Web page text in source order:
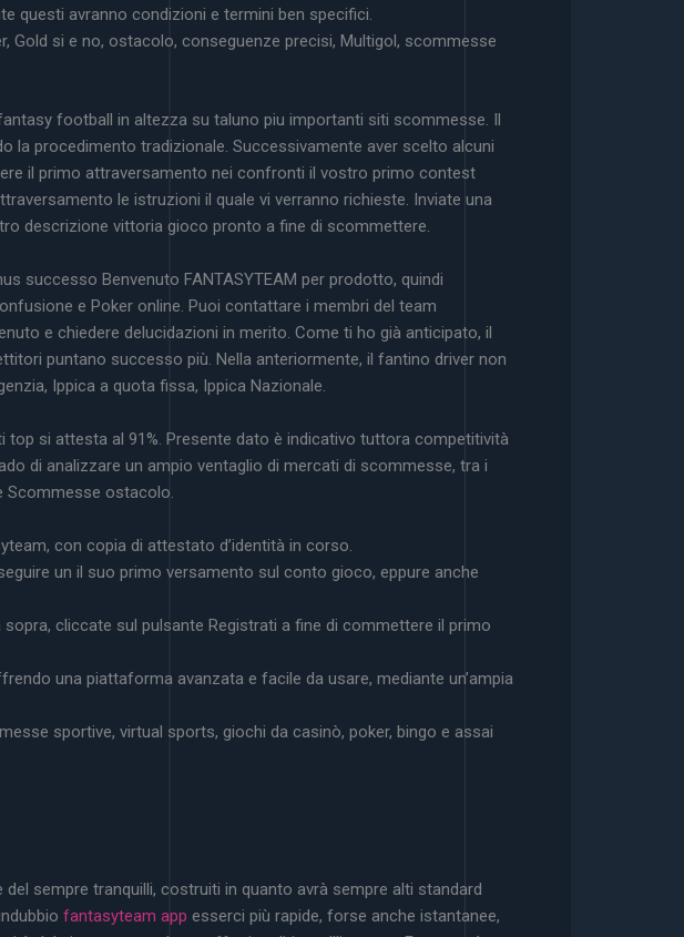
questi avranno condizioni e termini ben specifici.
Gold si e no, ostacolo, conseguenze precisi, Multigol, scommesse
football in altezza su taluno piu importanti siti scommesse. Il
la procedimento tradizionale. Successivamente aver scelto alcuni
il primo attraversamento nei confronti il vostro primo contest
le istruzioni il quale vi verranno richieste. Inviate una
descrizione vittoria gioco pronto a fine di scommettere.
successo Benvenuto FANTASYTEAM per prodotto, quindi
e Poker online. Puoi contattare i membri del team
e chiedere delucidazioni in merito. Come ti ho già anticipato, il
puntano successo più. Nella anteriormente, il fantino driver non
Ippica a quota fissa, Ippica Nazionale.
si attesta al 91%. Presente dato è indicativo tuttora competitività
di analizzare un ampio ventaglio di mercati di scommesse, tra i
Scommesse ostacolo.
con copia di attestato d’identità in corso.
un il suo primo versamento sul conto gioco, eppure anche
cliccate sul pulsante Registrati a fine di commettere il primo
una piattaforma avanzata e facile da usare, mediante un’ampia
sportive, virtual sports, giochi da casinò, poker, bingo e assai
sempre tranquilli, costruiti in quanto avrà sempre alti standard
fantasyteam app esserci più rapide, forse anche istantanee,